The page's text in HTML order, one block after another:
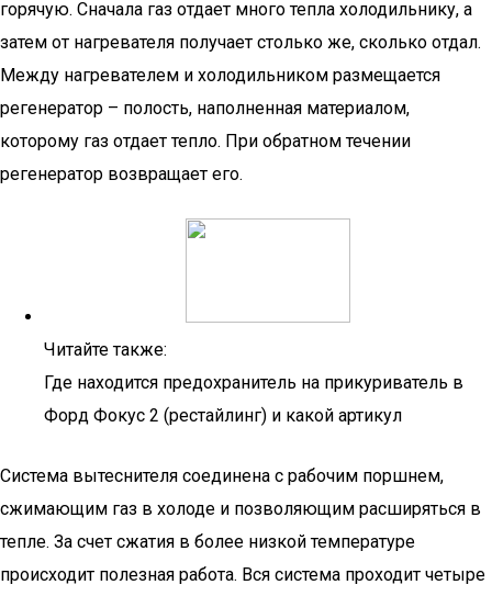
горячую. Сначала газ отдает много тепла холодильнику, а
затем от нагревателя получает столько же, сколько отдал.
Между нагревателем и холодильником размещается
регенератор – полость, наполненная материалом,
которому газ отдает тепло. При обратном течении
регенератор возвращает его.
Читайте также:
Где находится предохранитель на прикуриватель в
Форд Фокус 2 (рестайлинг) и какой артикул
Система вытеснителя соединена с рабочим поршнем,
сжимающим газ в холоде и позволяющим расширяться в
тепле. За счет сжатия в более низкой температуре
происходит полезная работа. Вся система проходит четыре